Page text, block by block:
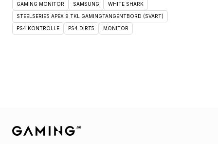
GAMING MONITOR SAMSUNG WHITE SHARK
STEELSERIES APEX 9 TKL GAMINGTANGENTBORD (SVART)
PS4 KONTROLLE PS4 DIRT5 MONITOR